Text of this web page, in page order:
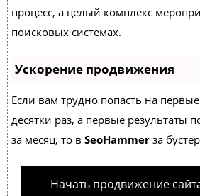
процесс, а целый комплекс
поисковых системах.
Ускорение продвижения
Если вам трудно попасть на
десятки раз, а первые результаты
за месяц, то в SeoHammer за бустер
Начать продвижение